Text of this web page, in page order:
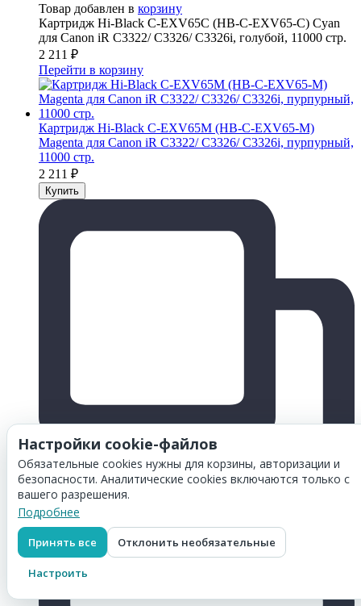
Товар добавлен в корзину
Картридж Hi-Black C-EXV65C (HB-C-EXV65-C) Cyan
для Canon iR C3322/ C3326/ C3326i, голубой, 11000 стр.
2 211 ₽
Перейти в корзину
Картридж Hi-Black C-EXV65M (HB-C-EXV65-M)
Magenta для Canon iR C3322/ C3326/ C3326i, пурпурный,
11000 стр.
2 211 ₽
Настройки cookie-файлов
Обязательные cookies нужны для корзины, авторизации и
безопасности. Аналитические cookies включаются только с
вашего разрешения.
Подробнее
Принять все Отклонить необязательные
Настроить